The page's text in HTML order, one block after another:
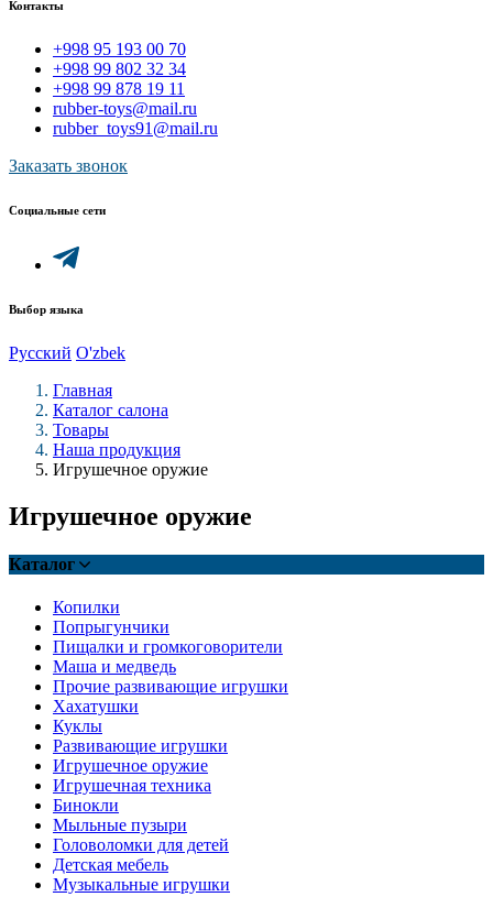
Контакты
+998 95 193 00 70
+998 99 802 32 34
+998 99 878 19 11
rubber-toys@mail.ru
rubber_toys91@mail.ru
Заказать звонок
Социальные сети
Выбор языка
Русский O'zbek
Главная
Каталог салона
Товары
Наша продукция
Игрушечное оружие
Игрушечное оружие
Каталог
Копилки
Попрыгунчики
Пищалки и громкоговорители
Маша и медведь
Прочие развивающие игрушки
Хахатушки
Куклы
Развивающие игрушки
Игрушечное оружие
Игрушечная техника
Бинокли
Мыльные пузыри
Головоломки для детей
Детская мебель
Музыкальные игрушки